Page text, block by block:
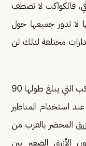
فالكواكب لا تصطف
لا تدور جميعها حول
مختلفة لذلك لن
واختتم بقوله: «ستبقى سلسلة الكواكب التي يبلغ طولها 90
استخدام المناظير
المخضر بالقرب من
الأزرق الصغير بين